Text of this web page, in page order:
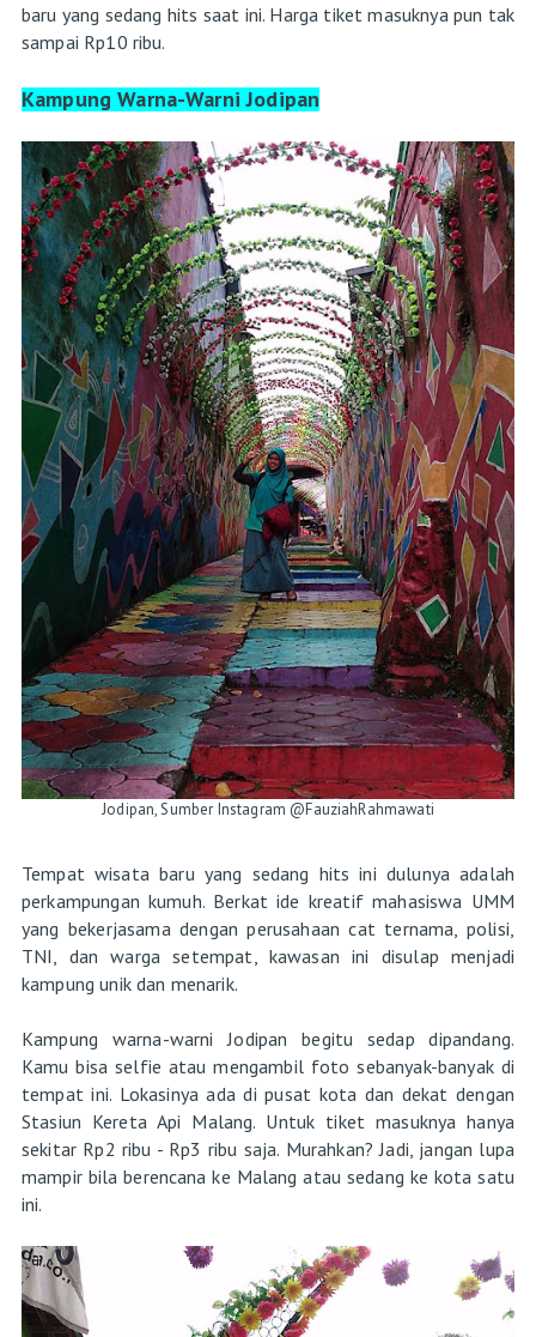
baru yang sedang hits saat ini. Harga tiket masuknya pun tak
sampai Rp10 ribu.
Kampung Warna-Warni Jodipan
Jodipan, Sumber Instagram @FauziahRahmawati
Tempat wisata baru yang sedang hits ini dulunya adalah
perkampungan kumuh. Berkat ide kreatif mahasiswa UMM
yang bekerjasama dengan perusahaan cat ternama, polisi,
TNI, dan warga setempat, kawasan ini disulap menjadi
kampung unik dan menarik.
Kampung warna-warni Jodipan begitu sedap dipandang.
Kamu bisa selfie atau mengambil foto sebanyak-banyak di
tempat ini. Lokasinya ada di pusat kota dan dekat dengan
Stasiun Kereta Api Malang. Untuk tiket masuknya hanya
sekitar Rp2 ribu - Rp3 ribu saja. Murahkan? Jadi, jangan lupa
mampir bila berencana ke Malang atau sedang ke kota satu
ini.